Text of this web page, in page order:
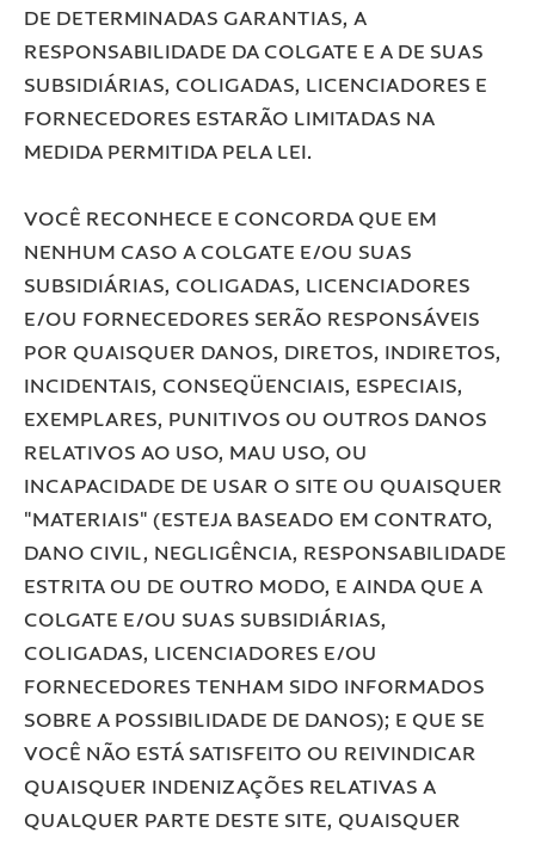
DE DETERMINADAS GARANTIAS, A
RESPONSABILIDADE DA COLGATE E A DE SUAS
SUBSIDIÁRIAS, COLIGADAS, LICENCIADORES E
FORNECEDORES ESTARÃO LIMITADAS NA
MEDIDA PERMITIDA PELA LEI.
VOCÊ RECONHECE E CONCORDA QUE EM
NENHUM CASO A COLGATE E/OU SUAS
SUBSIDIÁRIAS, COLIGADAS, LICENCIADORES
E/OU FORNECEDORES SERÃO RESPONSÁVEIS
POR QUAISQUER DANOS, DIRETOS, INDIRETOS,
INCIDENTAIS, CONSEQÜENCIAIS, ESPECIAIS,
EXEMPLARES, PUNITIVOS OU OUTROS DANOS
RELATIVOS AO USO, MAU USO, OU
INCAPACIDADE DE USAR O SITE OU QUAISQUER
"MATERIAIS" (ESTEJA BASEADO EM CONTRATO,
DANO CIVIL, NEGLIGÊNCIA, RESPONSABILIDADE
ESTRITA OU DE OUTRO MODO, E AINDA QUE A
COLGATE E/OU SUAS SUBSIDIÁRIAS,
COLIGADAS, LICENCIADORES E/OU
FORNECEDORES TENHAM SIDO INFORMADOS
SOBRE A POSSIBILIDADE DE DANOS); E QUE SE
VOCÊ NÃO ESTÁ SATISFEITO OU REIVINDICAR
QUAISQUER INDENIZAÇÕES RELATIVAS A
QUALQUER PARTE DESTE SITE, QUAISQUER